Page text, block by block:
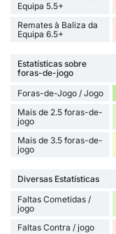
Equipa 5.5+
Remates à Baliza da
Equipa 6.5+
Estatísticas sobre
foras-de-jogo
Foras-de-Jogo / Jogo
Mais de 2.5 foras-de-
jogo
Mais de 3.5 foras-de-
jogo
Diversas Estatísticas
Faltas Cometidas /
jogo
Faltas Contra / jogo